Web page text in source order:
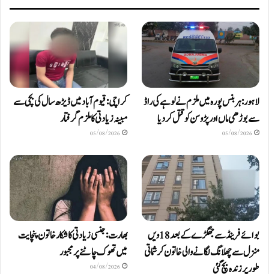
لاہور: ہربنس پورہ میں ملزم نے لوہے کی راڈ
سے بوڑھی ماں اور پڑوسن کو قتل کر دیا
05/08/2026
کراچی: قیوم آباد میں ڈیڑھ سال کی بچی سے
مبینہ زیادتی کا ملزم گرفتار
05/08/2026
بوائے فرینڈ سے جھگڑے کے بعد 18 ویں
منزل سے چھلانگ لگانے والی خاتون کرشماتی
طور پر زندہ بچ گئی
بھارت: جنسی زیادتی کا شکار خاتون پنچایت
میں تھوک چاٹنے پر مجبور
04/08/2026